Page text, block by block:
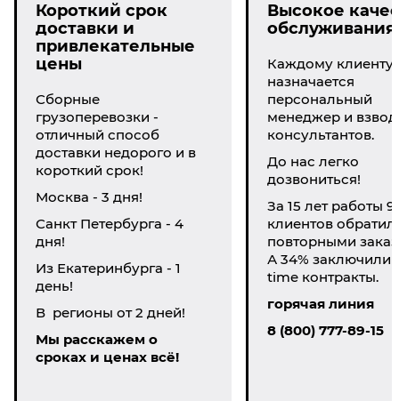
Короткий срок
доставки и
привлекательные
цены
Сборные
грузоперевозки -
отличный способ
доставки недорого и в
короткий срок!
Москва - 3 дня!
Санкт Петербурга - 4
дня!
Из Екатеринбурга - 1
день!
В регионы от 2 дней!
Мы расскажем о
сроках и ценах всё!
Высокое
обслуживания
Каждому клиенту
назначается
персональный
менеджер и взвод
консультантов.
До нас легко
дозвониться!
За 15 лет работы
клиентов
повторными
А 34% заключили
time контракты.
горячая линия
8 (800) 777-89-15